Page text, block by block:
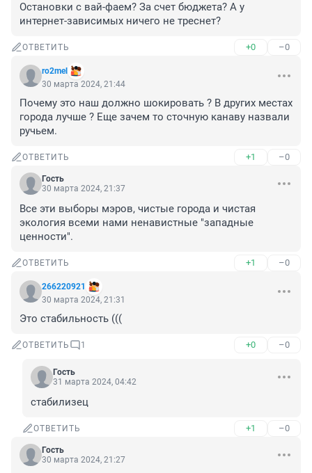
Остановки с вай-фаем? За счет бюджета? А у
интернет-зависимых ничего не треснет?
ОТВЕТИТЬ +0 –0
ro2mel
30 марта 2024, 21:44
Почему это наш должно шокировать ? В других местах
города лучше ? Еще зачем то сточную канаву назвали
ручьем.
ОТВЕТИТЬ +1 –0
Гость
30 марта 2024, 21:37
Все эти выборы мэров, чистые города и чистая
экология всеми нами ненавистные "западные
ценности".
ОТВЕТИТЬ +1 –0
266220921
30 марта 2024, 21:31
Это стабильность (((
ОТВЕТИТЬ 1 +0 –0
Гость
31 марта 2024, 04:42
стабилизец
ОТВЕТИТЬ +1 –0
Гость
30 марта 2024, 21:27